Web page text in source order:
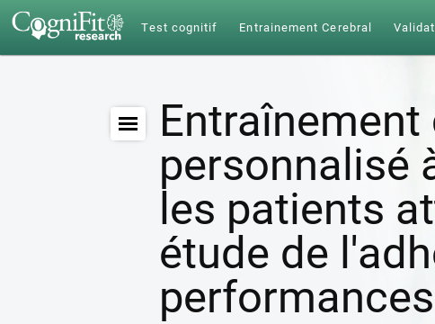
Test cognitif Entrainement Cerebral
personnalisé
les patients
étude de